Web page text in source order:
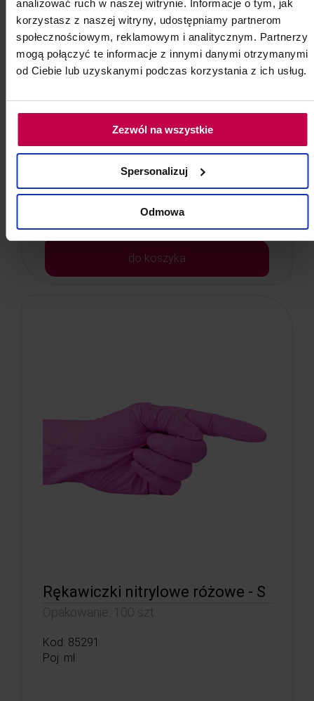
analizować ruch w naszej witrynie. Informacje o tym, jak
korzystasz z naszej witryny, udostępniamy partnerom
społecznościowym, reklamowym i analitycznym. Partnerzy
mogą połączyć te informacje z innymi danymi otrzymanymi
od Ciebie lub uzyskanymi podczas korzystania z ich usług.
Zezwól na wszystkie
Spersonalizuj
Odmowa
Rękawiczki nitrylowe czarne - S
Opakowanie: 100 szt.
Kod: 85246
do koszyka
Rękawiczki nitrylowe różowe - S
Opakowanie: 100 szt.
Kod: 85291
Poj: ml